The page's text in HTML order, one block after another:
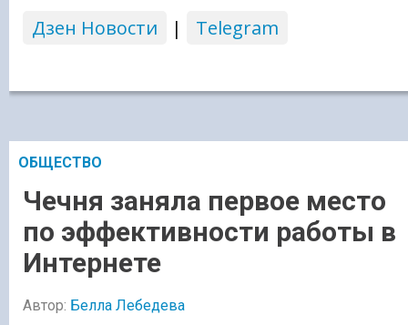
Дзен Новости
| Telegram
ОБЩЕСТВО
Чечня заняла первое место
по эффективности работы в
Интернете
Автор: Белла Лебедева